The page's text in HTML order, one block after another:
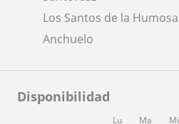
Los Santos de la Humosa
Anchuelo
Disponibilidad
Lu Ma Mi